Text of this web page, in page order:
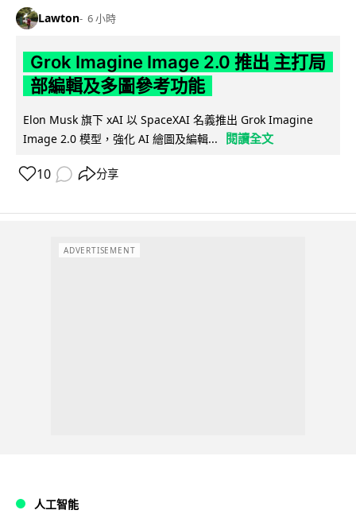
Lawton 6 小時
Grok Imagine Image 2.0 推出 主打局
部編輯及多圖參考功能
Elon Musk 旗下 xAI 以 SpaceXAI 名義推出 Grok Imagine
Image 2.0 模型，強化 AI 繪圖及編輯...
閱讀全文
10 分享
ADVERTISEMENT
人工智能